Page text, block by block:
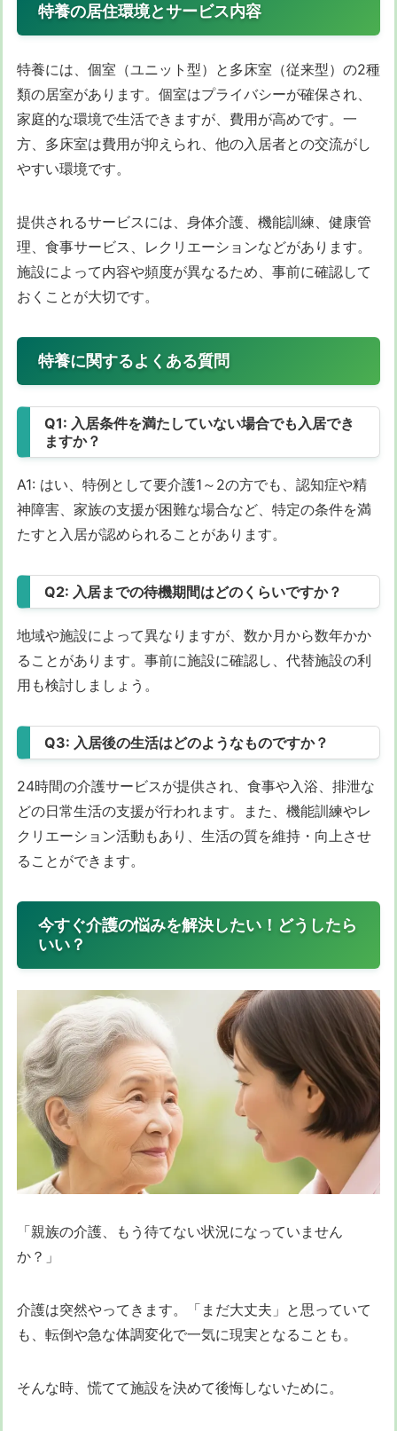
特養の居住環境とサービス内容
特養には、個室（ユニット型）と多床室（従来型）の2種
類の居室があります。個室はプライバシーが確保され、
家庭的な環境で生活できますが、費用が高めです。一
方、多床室は費用が抑えられ、他の入居者との交流がし
やすい環境です。
提供されるサービスには、身体介護、機能訓練、健康管
理、食事サービス、レクリエーションなどがあります。
施設によって内容や頻度が異なるため、事前に確認して
おくことが大切です。
特養に関するよくある質問
Q1: 入居条件を満たしていない場合でも入居でき
ますか？
A1: はい、特例として要介護1～2の方でも、認知症や精
神障害、家族の支援が困難な場合など、特定の条件を満
たすと入居が認められることがあります。
Q2: 入居までの待機期間はどのくらいですか？
地域や施設によって異なりますが、数か月から数年かか
ることがあります。事前に施設に確認し、代替施設の利
用も検討しましょう。
Q3: 入居後の生活はどのようなものですか？
24時間の介護サービスが提供され、食事や入浴、排泄な
どの日常生活の支援が行われます。また、機能訓練やレ
クリエーション活動もあり、生活の質を維持・向上させ
ることができます。
今すぐ介護の悩みを解決したい！どうしたら
いい？
「親族の介護、もう待てない状況になっていません
か？」
介護は突然やってきます。「まだ大丈夫」と思っていて
も、転倒や急な体調変化で一気に現実となることも。
そんな時、慌てて施設を決めて後悔しないために。